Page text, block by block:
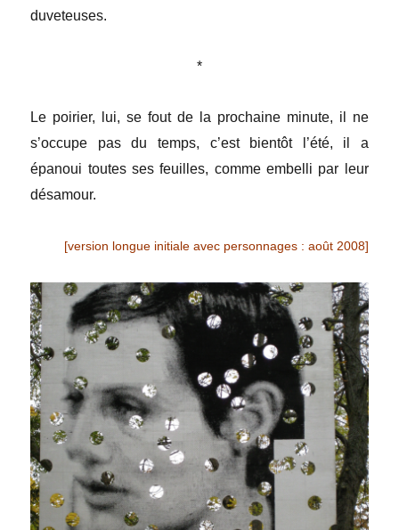
duveteuses.
*
Le poirier, lui, se fout de la prochaine minute, il ne
s’occupe pas du temps, c’est bientôt l’été, il a
épanoui toutes ses feuilles, comme embelli par leur
désamour.
[version longue initiale avec personnages : août 2008]